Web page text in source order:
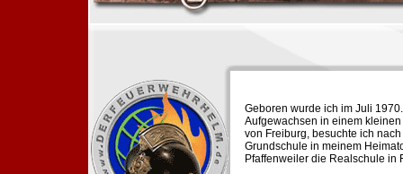
Geboren wurde ich im Juli 1970.
Aufgewachsen in einem kleinen
von Freiburg, besuchte ich nach
Grundschule in meinem
Pfaffenweiler die Realschule in